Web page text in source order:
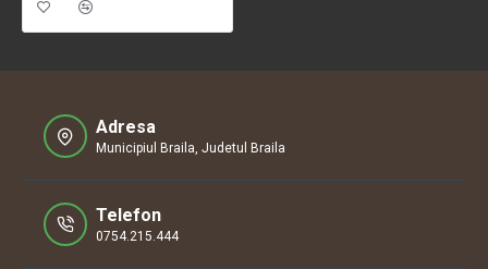
Adresa
Municipiul Braila, Judetul Braila
Telefon
0754.215.444